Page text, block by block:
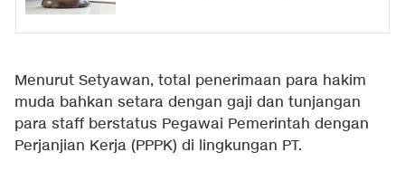
Menurut Setyawan, total penerimaan para hakim
muda bahkan setara dengan gaji dan tunjangan
para staff berstatus Pegawai Pemerintah dengan
Perjanjian Kerja (PPPK) di lingkungan PT.